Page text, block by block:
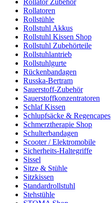
Rollator Zubehör
Rollatoren
Rollstühle
Rollstuhl Akkus
Rollstuhl Kissen Shop
Rollstuhl Zubehörteile
Rollstuhlantrieb
Rollstuhlgurte
Rückenbandagen
Russka-Bertram
Sauerstoff-Zubehör
Sauerstoffkonzentratoren
Schlaf Kissen
Schlupfsäcke & Regencapes
Schmerztherapie Shop
Schulterbandagen
Scooter / Elektromobile
Sicherheits-Haltegriffe
Sissel
Sitze & Stühle
Sitzkissen
Standardrollstuhl
Stehstühle